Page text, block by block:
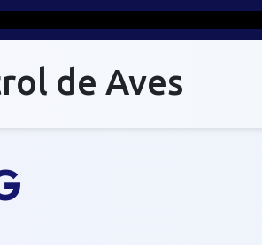
de Aves